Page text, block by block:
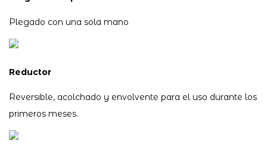
Plegado con una sola mano
Reductor
Reversible, acolchado y envolvente para el uso durante los
primeros meses.